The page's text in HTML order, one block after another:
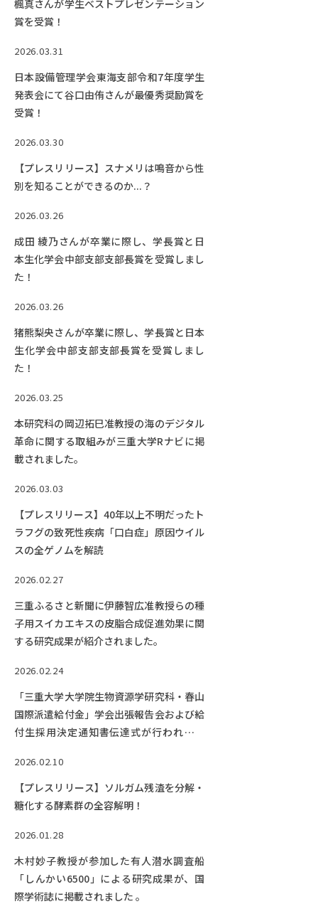
楓真さんが学生ベストプレゼンテーション
賞を受賞！
2026.03.31
日本設備管理学会東海支部令和7年度学生
発表会にて谷口由侑さんが最優秀奨励賞を
受賞！
2026.03.30
【プレスリリース】スナメリは鳴音から性
別を知ることができるのか...？
2026.03.26
成田 綾乃さんが卒業に際し、学長賞と日
本生化学会中部支部支部長賞を受賞しまし
た！
2026.03.26
猪熊梨央さんが卒業に際し、学長賞と日本
生化学会中部支部支部長賞を受賞しまし
た！
2026.03.25
本研究科の岡辺拓巳准教授の海のデジタル
革命に関する取組みが三重大学Rナビに掲
載されました。
2026.03.03
【プレスリリース】40年以上不明だったト
ラフグの致死性疾病「口白症」原因ウイル
スの全ゲノムを解読
2026.02.27
三重ふるさと新聞に伊藤智広准教授らの種
子用スイカエキスの皮脂合成促進効果に関
する研究成果が紹介されました。
2026.02.24
「三重大学大学院生物資源学研究科・春山
国際派遣給付金」学会出張報告会および給
付生採用決定通知書伝達式が行われまし
2026.02.10
【プレスリリース】ソルガム残渣を分解・
糖化する酵素群の全容解明！
2026.01.28
木村妙子教授が参加した有人潜水調査船
「しんかい6500」による研究成果が、国
際学術誌に掲載されました 。